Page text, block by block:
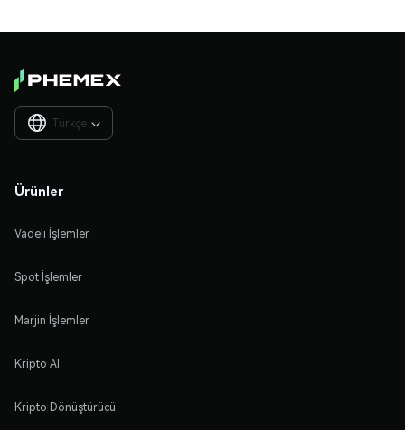
Türkçe 
Ürünler
Vadeli İşlemler
Spot İşlemler
Marjin İşlemler
Kripto Al
Kripto Dönüştürücü